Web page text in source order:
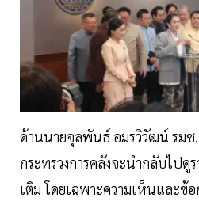
ด้านนายจุลพันธ์ อมรวิวัฒน์ รมช.
กระทรวงการคลังจะนำกลับไปดู
เติม โดยเฉพาะความเห็นและข้